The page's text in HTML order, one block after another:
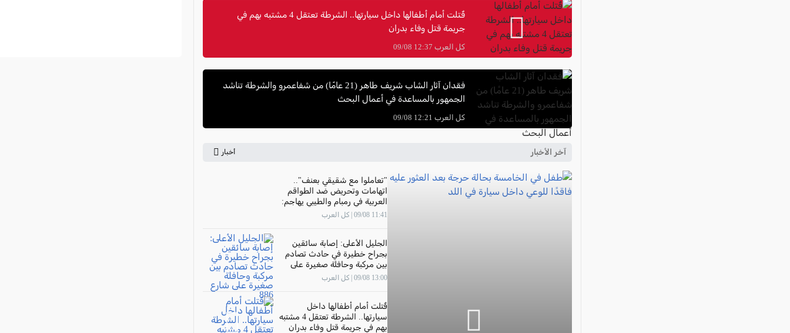
قُتلت أمام أطفالها داخل سيارتها.. الشرطة تعتقل 4 مشتبه بهم في
جريمة قتل وفاء بدران
كل العرب 12:37 09/08
فقدان آثار الشاب شريف طاهر (21 عامًا) من شفاعمرو والشرطة تناشد
الجمهور بالمساعدة في أعمال البحث
كل العرب 12:21 09/08
آخر الأخبار أخبار
"تعاملوا مع شقيقي بعنف"..
اتهامات وتحريض ضد الطواقم
العربية في رمبام والطيبي يهاجم:
"حملة عنصرية وفاشية.. واطالب
11:41 09/08 | كل العرب
الجليل الأعلى: إصابة سائقين
بجراح خطيرة في حادث تصادم
بين مركبة وحافلة صغيرة على
شارع 886
13:00 09/08 | كل العرب
قُتلت أمام أطفالها داخل
سيارتها.. الشرطة تعتقل 4 مشتبه
بهم في جريمة قتل وفاء بدران